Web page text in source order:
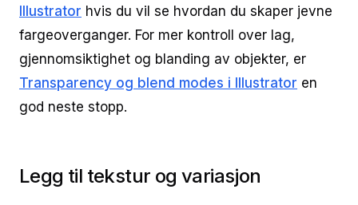
Illustrator hvis du vil se hvordan du skaper jevne
fargeoverganger. For mer kontroll over lag,
gjennomsiktighet og blanding av objekter, er
Transparency og blend modes i Illustrator en
god neste stopp.
Legg til tekstur og variasjon